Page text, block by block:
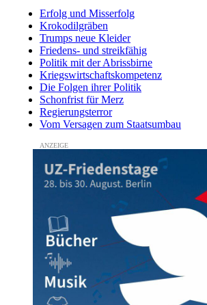
Erfolg und Misserfolg
Krokodilgräben
Trumps neue Kleider
Friedens- und streikfähig
Politik mit der Abrissbirne
Kriegswirtschaftskompetenz
Die Folgen ihrer Politik
Schonfrist für Merz
Regierungsterror
Vom Versagen zum Staatsumbau